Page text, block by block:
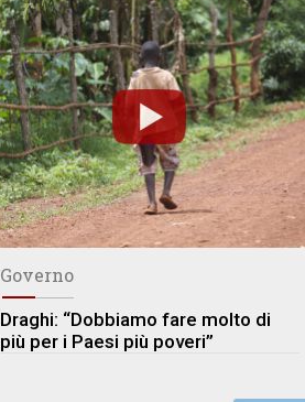
Governo
Draghi: “Dobbiamo fare molto di
più per i Paesi più poveri”